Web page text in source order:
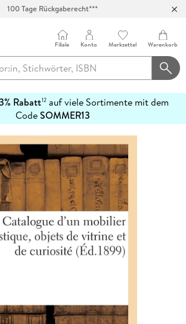
100 Tage Rückgaberecht***
Filiale Konto Merkzettel Warenkorb
Rabatt12auf viele Sortimente mit dem
CodeSOMMER13